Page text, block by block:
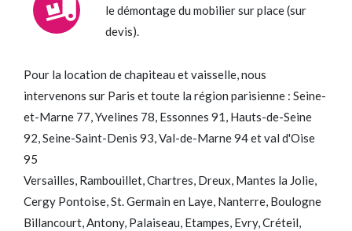
le démontage du mobilier sur place (sur
devis).
Pour la location de chapiteau et vaisselle, nous
intervenons sur Paris et toute la région parisienne : Seine-
et-Marne 77, Yvelines 78, Essonnes 91, Hauts-de-Seine
92, Seine-Saint-Denis 93, Val-de-Marne 94 et val d'Oise
95
Versailles, Rambouillet, Chartres, Dreux, Mantes la Jolie,
Cergy Pontoise, St. Germain en Laye, Nanterre, Boulogne
Billancourt, Antony, Palaiseau, Etampes, Evry, Créteil,